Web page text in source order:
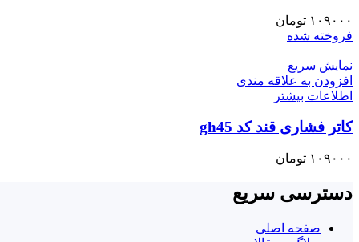
۱۰۹۰۰۰ تومان
فروخته شده
نمایش سریع
افزودن به علاقه مندی
اطلاعات بیشتر
کاتر فشاری قند کد gh45
۱۰۹۰۰۰ تومان
دسترسی سریع
صفحه اصلی